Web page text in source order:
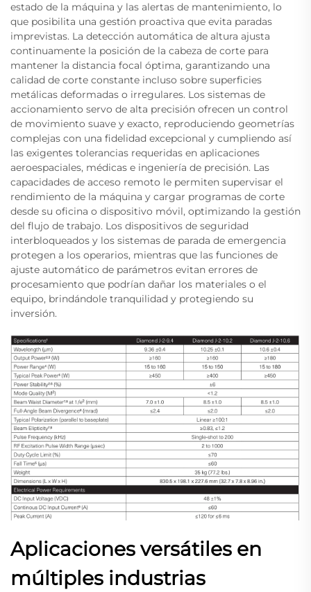
estado de la máquina y las alertas de mantenimiento, lo
que posibilita una gestión proactiva que evita paradas
imprevistas. La detección automática de altura ajusta
continuamente la posición de la cabeza de corte para
mantener la distancia focal óptima, garantizando una
calidad de corte constante incluso sobre superficies
metálicas deformadas o irregulares. Los sistemas de
accionamiento servo de alta precisión ofrecen un control
de movimiento suave y exacto, reproduciendo geometrías
complejas con una fidelidad excepcional y cumpliendo así
las exigentes tolerancias requeridas en aplicaciones
aeroespaciales, médicas e ingeniería de precisión. Las
capacidades de acceso remoto le permiten supervisar el
rendimiento de la máquina y cargar programas de corte
desde su oficina o dispositivo móvil, optimizando la gestión
del flujo de trabajo. Los dispositivos de seguridad
interbloqueados y los sistemas de parada de emergencia
protegen a los operarios, mientras que las funciones de
ajuste automático de parámetros evitan errores de
procesamiento que podrían dañar los materiales o el
equipo, brindándole tranquilidad y protegiendo su
inversión.
Aplicaciones versátiles en
múltiples industrias